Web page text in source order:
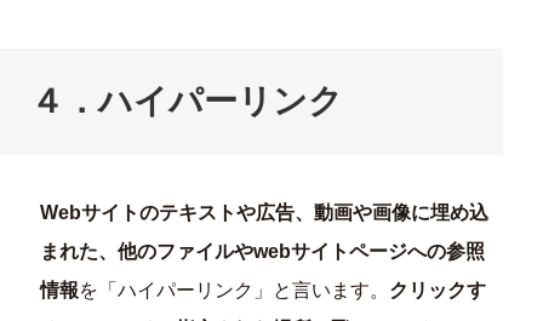
４．ハイパーリンク
Webサイトのテキストや広告、動画や画像に埋め込
まれた、他のファイルやwebサイトページへの参照
情報を「ハイパーリンク」と言います。 クリックす